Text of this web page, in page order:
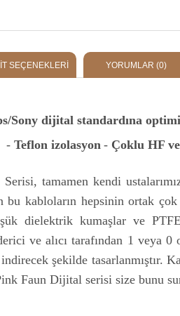
SEÇENEKLERI YORUMLAR (0)
Sony dijital standardına
- Teflon izolasyon - Çoklu HF
tamamen kendi
bu kabloların hepsinin ortak
dielektrik kumaşlar ve
ve alıcı tarafından 1
şekilde tasarlanmıştır.
Faun Dijital serisi size bunu